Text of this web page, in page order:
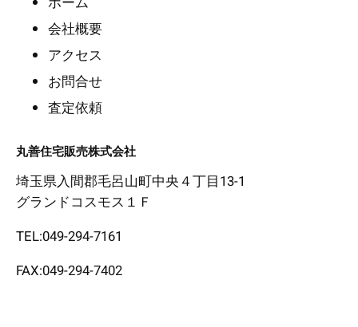
会社概要
アクセス
お問合せ
査定依頼
丸善住宅販売株式会社
埼玉県入間郡毛呂山町中央４丁目13-1
グランドコスモス１Ｆ
TEL:049-294-7161
FAX:049-294-7402